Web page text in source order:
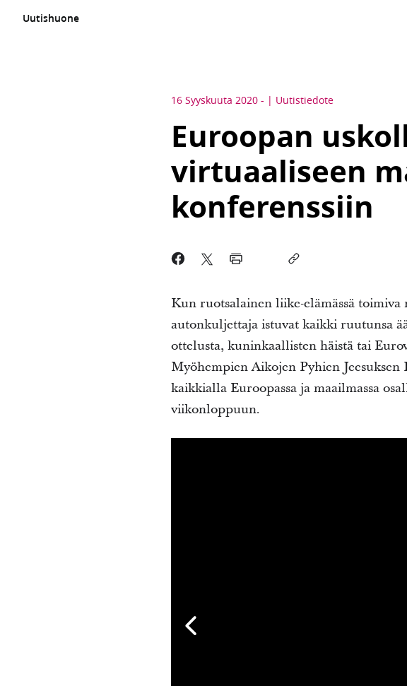
Uutishuone
16 Syyskuuta 2020 - Uutistiedote
Euroopan
virtuaaliseen
konferenssiin
Kun ruotsalainen liike-elämässä
autonkuljettaja istuvat kaikki ruutunsa
ottelusta, kuninkaallisten häistä tai
Myöhempien Aikojen Pyhien
kaikkialla Euroopassa ja maailmassa
viikonloppuun.